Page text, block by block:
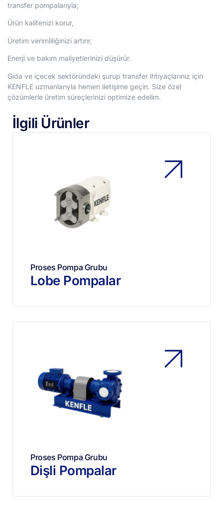
transfer pompalarıyla;
Ürün kalitenizi korur,
Üretim verimliliğinizi artırır,
Enerji ve bakım maliyetlerinizi düşürür.
Gıda ve içecek sektöründeki şurup transfer ihtiyaçlarınız için
KENFLE uzmanlarıyla hemen iletişime geçin. Size özel
çözümlerle üretim süreçlerinizi optimize edelim.
İlgili Ürünler
Proses Pompa Grubu
Lobe Pompalar
Proses Pompa Grubu
Dişli Pompalar